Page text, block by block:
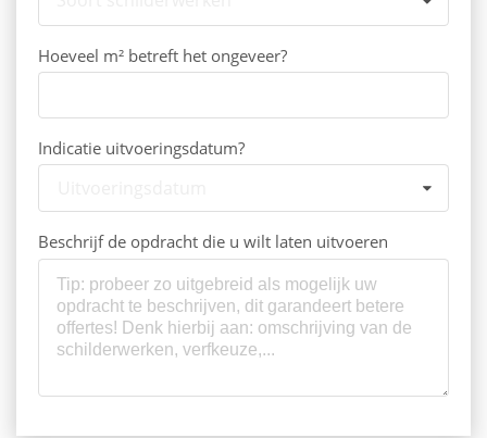
Hoeveel m² betreft het ongeveer?
Indicatie uitvoeringsdatum?
Beschrijf de opdracht die u wilt laten uitvoeren